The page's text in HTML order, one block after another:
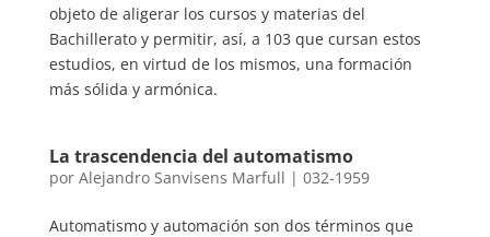
objeto de aligerar los cursos y materias del
Bachillerato y permitir, así, a 103 que cursan estos
estudios, en virtud de los mismos, una formación
más sólida y armónica.
La trascendencia del automatismo
por Alejandro Sanvisens Marfull | 032-1959
Automatismo y automación son dos términos que